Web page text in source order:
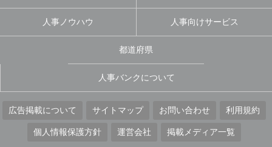
人事ノウハウ 人事向けサービス
都道府県
人事バンクについて
広告掲載について サイトマップ お問い合わせ 利用規約
個人情報保護方針 運営会社 掲載メディア一覧